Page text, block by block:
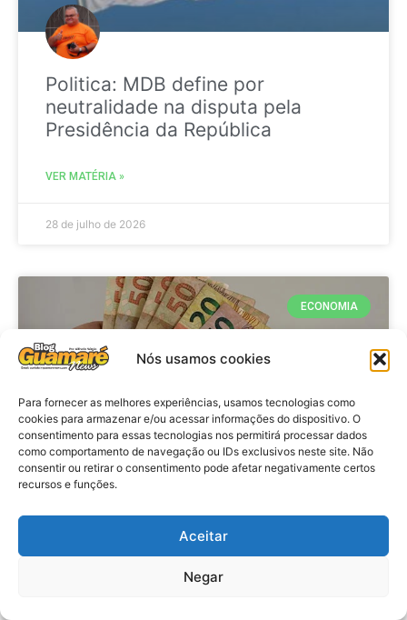
Nós usamos cookies
Para fornecer as melhores experiências, usamos tecnologias como
cookies para armazenar e/ou acessar informações do dispositivo. O
consentimento para essas tecnologias nos permitirá processar dados
como comportamento de navegação ou IDs exclusivos neste site. Não
consentir ou retirar o consentimento pode afetar negativamente certos
recursos e funções.
Aceitar
Negar
Politica: MDB define por
neutralidade na disputa pela
Presidência da República
VER MATÉRIA »
28 de julho de 2026
ECONOMIA
Economia: Beneficiários com NIS
de final 7 recebem Bolsa Família
de julho